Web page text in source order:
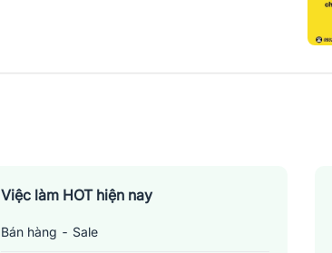
Việc làm HOT hiện nay
Bán hàng - Sale